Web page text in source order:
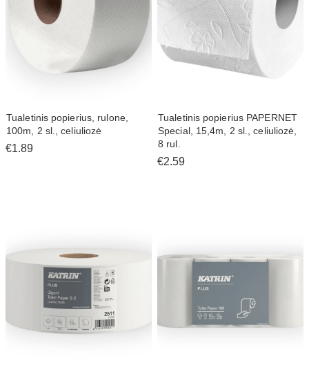
Tualetinis popierius, rulone,
100m, 2 sl., celiuliozė
€1.89
Tualetinis popierius PAPERNET
Special, 15,4m, 2 sl., celiuliozė,
8 rul.
€2.59